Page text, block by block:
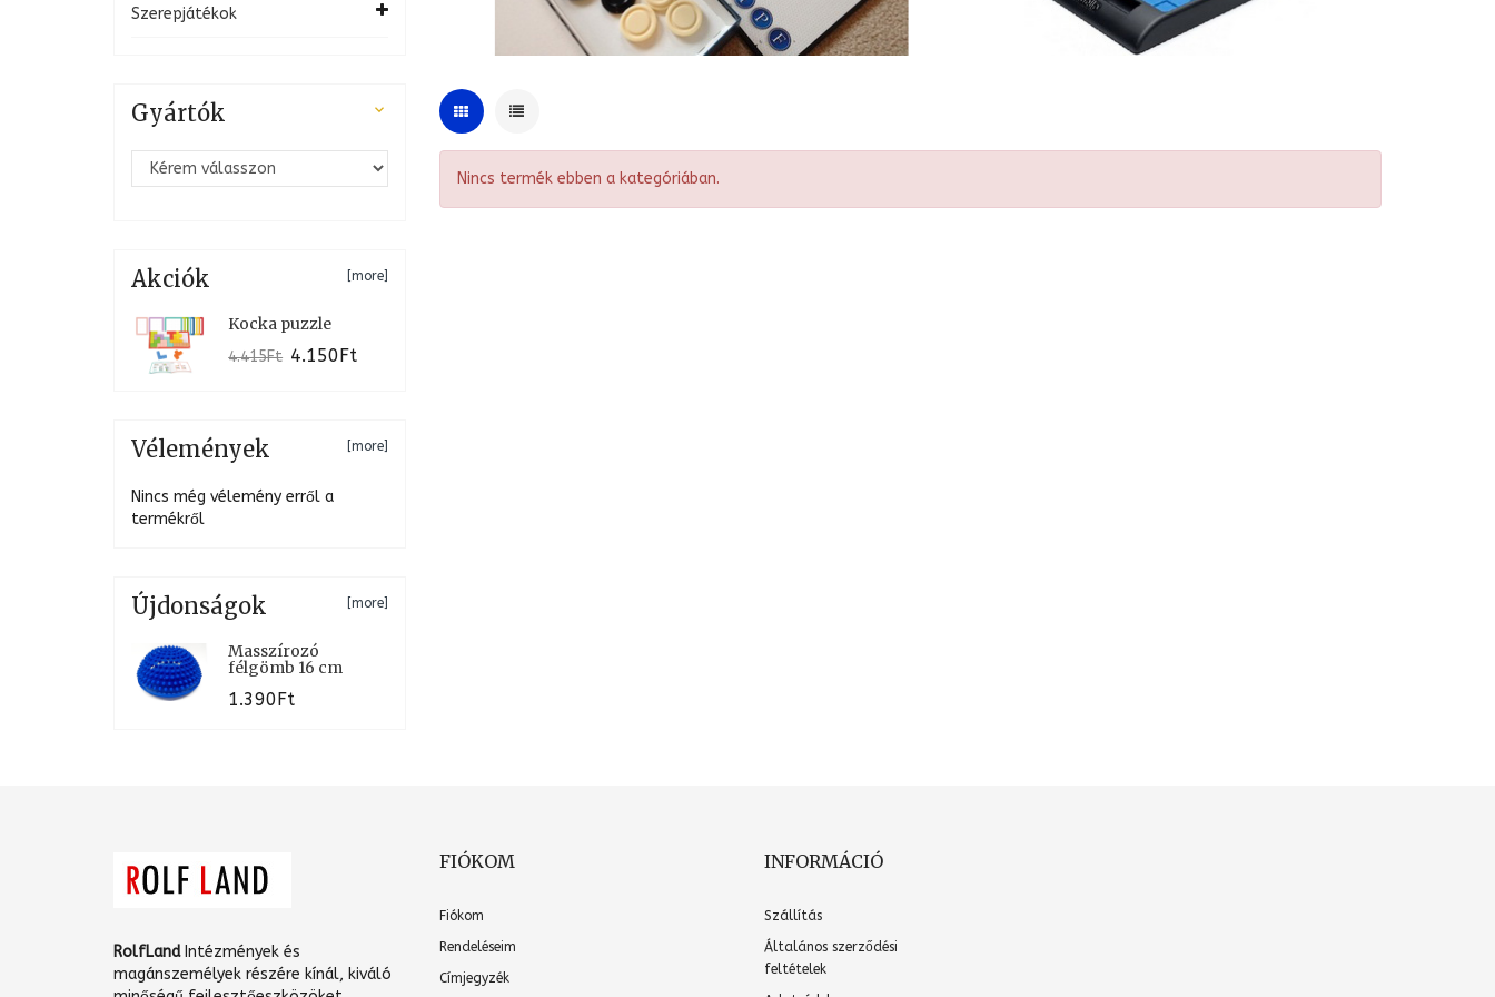
Nincs termék ebben a kategóriában.
Szerepjátékok
Gyártók 
Akciók [more]
Kocka puzzle
4.415Ft 4.150Ft
Vélemények [more]
Nincs még vélemény erről a
termékről
Újdonságok [more]
Masszírozó
félgömb 16 cm
1.390Ft
RolfLandIntézmények és
magánszemélyek részére kínál, kiváló
FIÓKOM
Fiókom
Rendeléseim
Címjegyzék
INFORMÁCIÓ
Szállítás
Általános szerződési
feltételek